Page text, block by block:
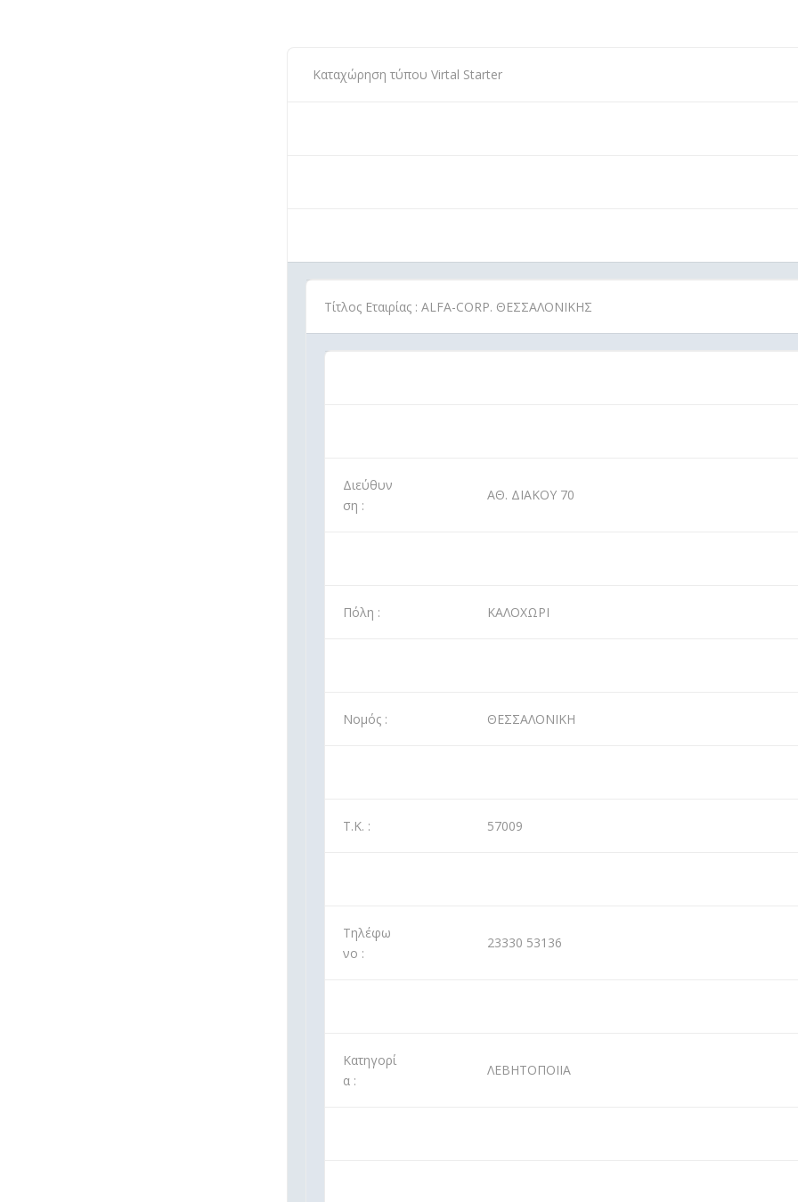
Καταχώρηση τύπου Virtal Starter
Τίτλος Εταιρίας : ALFA-CORP. ΘΕΣΣΑΛΟΝΙΚΗΣ
Διεύθυν
ση :
ΑΘ. ΔΙΑΚΟΥ 70
Πόλη : ΚΑΛΟΧΩΡΙ
Νομός : ΘΕΣΣΑΛΟΝΙΚΗ
Τ.Κ. : 57009
Τηλέφω
νο :
23330 53136
Κατηγορί
α :
ΛΕΒΗΤΟΠΟΙΙΑ